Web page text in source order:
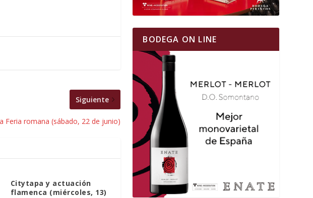
Siguiente
Feria romana (sábado, 22 de junio)
Citytapa y actuación
flamenca (miércoles, 13)
BODEGA ON LINE